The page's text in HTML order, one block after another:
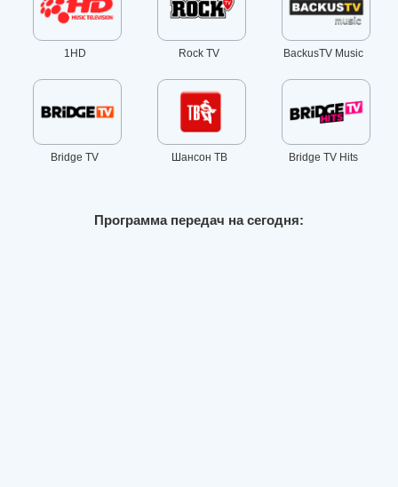
1HD Rock TV BackusTV Music
Bridge TV Шансон ТВ Bridge TV Hits
Программа передач на сегодня: